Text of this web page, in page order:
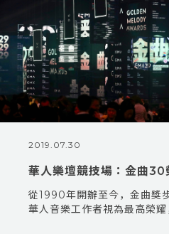
2019.07.30
華人樂壇競技場：金曲30
從1990年開辦至今，金曲獎
華人音樂工作者視為最高榮